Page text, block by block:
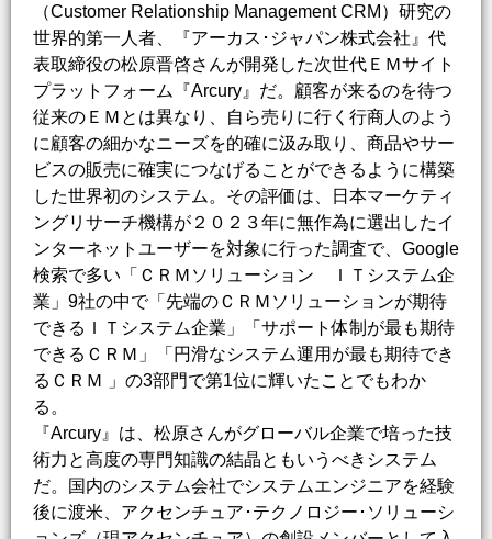
（Customer Relationship Management CRM）研究の
世界的第一人者、『アーカス･ジャパン株式会社』代
表取締役の松原晋啓さんが開発した次世代ＥＭサイト
プラットフォーム『Arcury』だ。顧客が来るのを待つ
従来のＥＭとは異なり、自ら売りに行く行商人のよう
に顧客の細かなニーズを的確に汲み取り、商品やサー
ビスの販売に確実につなげることができるように構築
した世界初のシステム。その評価は、日本マーケティ
ングリサーチ機構が２０２３年に無作為に選出したイ
ンターネットユーザーを対象に行った調査で、Google
検索で多い「ＣＲＭソリューション ＩＴシステム企
業」9社の中で「先端のＣＲＭソリューションが期待
できるＩＴシステム企業」「サポート体制が最も期待
できるＣＲＭ」「円滑なシステム運用が最も期待でき
るＣＲＭ 」の3部門で第1位に輝いたことでもわか
る。
『Arcury』は、松原さんがグローバル企業で培った技
術力と高度の専門知識の結晶ともいうべきシステム
だ。国内のシステム会社でシステムエンジニアを経験
後に渡米、アクセンチュア･テクノロジー･ソリューシ